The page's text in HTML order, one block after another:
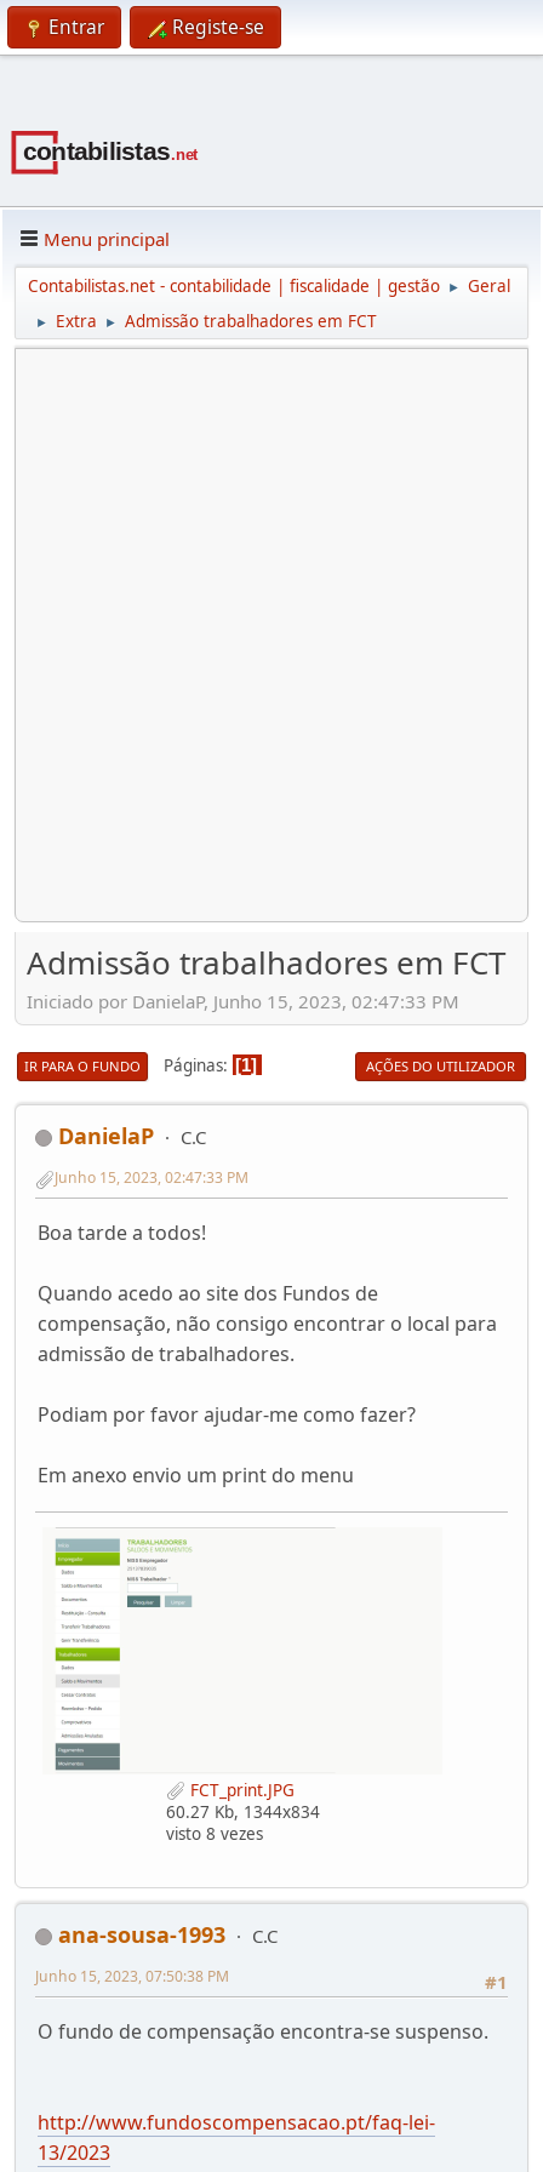
Entrar Registe-se
Menu principal
Contabilistas.net - contabilidade | fiscalidade | gestão ► Geral
► Extra ► Admissão trabalhadores em FCT
Admissão trabalhadores em FCT
Iniciado por DanielaP, Junho 15, 2023, 02:47:33 PM
IR PARA O FUNDO Páginas 1 AÇÕES DO UTILIZADOR
DanielaP C.C
Junho 15, 2023, 02:47:33 PM
Boa tarde a todos!
Quando acedo ao site dos Fundos de
compensação, não consigo encontrar o local para
admissão de trabalhadores.
Podiam por favor ajudar-me como fazer?
Em anexo envio um print do menu
FCT_print.JPG
60.27 Kb, 1344x834
visto 8 vezes
ana-sousa-1993
C.C
#1
Junho 15, 2023, 07:50:38 PM
O fundo de compensação encontra-se suspenso.
http://www.fundoscompensacao.pt/faq-lei-
13/2023